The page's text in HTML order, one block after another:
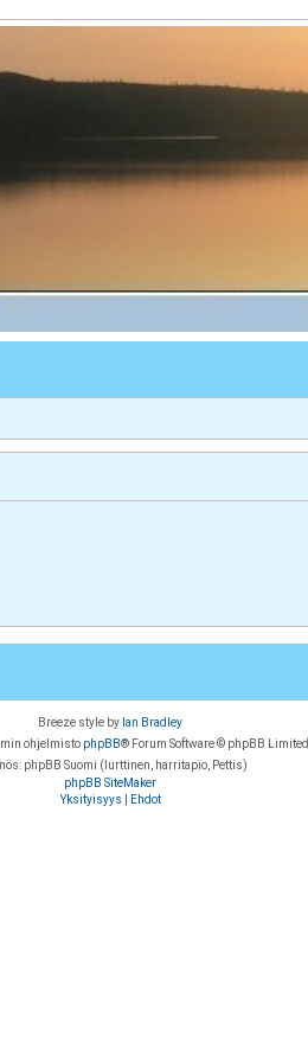
Breeze style by Ian Bradley
ohjelmisto phpBB® Forum Software © phpBB Limited
phpBB Suomi (lurttinen, harritapio, Pettis)
phpBB SiteMaker
Yksityisyys
Ehdot